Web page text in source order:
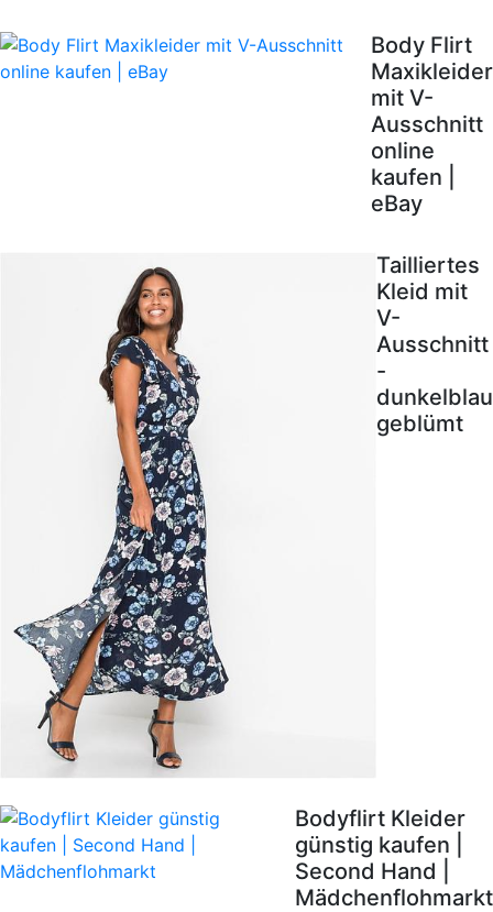
Body Flirt
Maxikleider
mit V-
Ausschnitt
online
kaufen |
eBay
Tailliertes
Kleid mit
V-
Ausschnitt
-
dunkelblau
geblümt
Bodyflirt Kleider
günstig kaufen |
Second Hand |
Mädchenflohmarkt